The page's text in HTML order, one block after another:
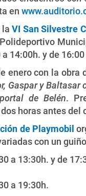
en
laVI San Silvestre
14:00h. y de
enero con la obra
Gaspar y
de Belén.
horas antes del
de Playmobil
con un
a 13:30h. y de
a 19:30h.